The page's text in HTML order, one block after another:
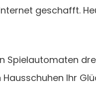
geschafft.
Spielautomaten
Ihr